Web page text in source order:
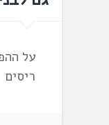
על
ריסים